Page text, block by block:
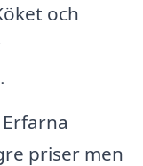
och
Erfarna
priser men